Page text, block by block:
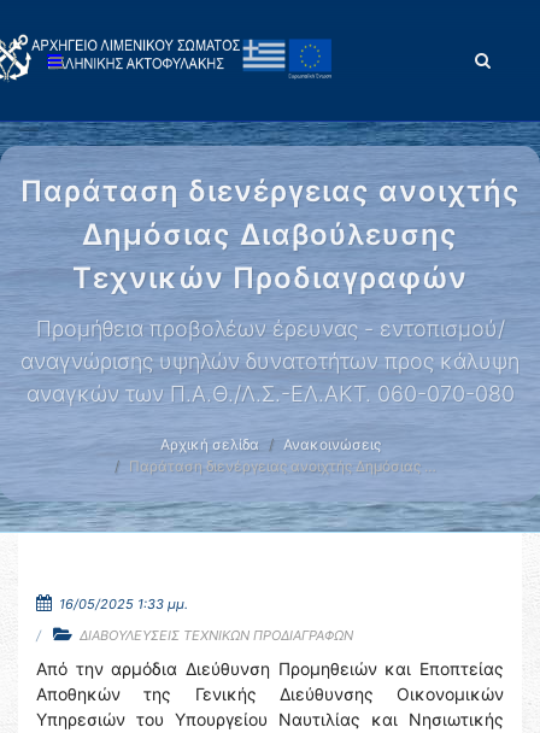
Παράταση διενέργειας ανοιχτής
Δημόσιας Διαβούλευσης
Τεχνικών Προδιαγραφών
Προμήθεια προβολέων έρευνας - εντοπισμού/
αναγνώρισης υψηλών δυνατοτήτων προς κάλυψη
αναγκών των Π.Α.Θ./Λ.Σ.-ΕΛ.ΑΚΤ. 060-070-080
Αρχική σελίδα
Ανακοινώσεις
Παράταση διενέργειας ανοιχτής Δημόσιας …
16/05/2025 1:33 μμ.
ΔΙΑΒΟΥΛΕΥΣΕΙΣ ΤΕΧΝΙΚΩΝ ΠΡΟΔΙΑΓΡΑΦΩΝ
Από την αρμόδια Διεύθυνση Προμηθειών και Εποπτείας
Αποθηκών της Γενικής Διεύθυνσης Οικονομικών
Υπηρεσιών του Υπουργείου Ναυτιλίας και Νησιωτικής